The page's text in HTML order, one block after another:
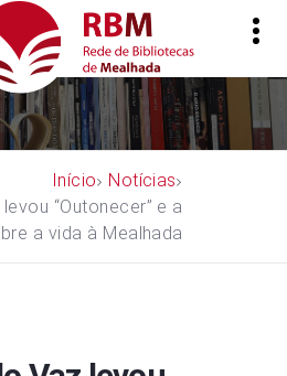
Início
Notícias
“Outonecer” e a
a vida à Mealhada